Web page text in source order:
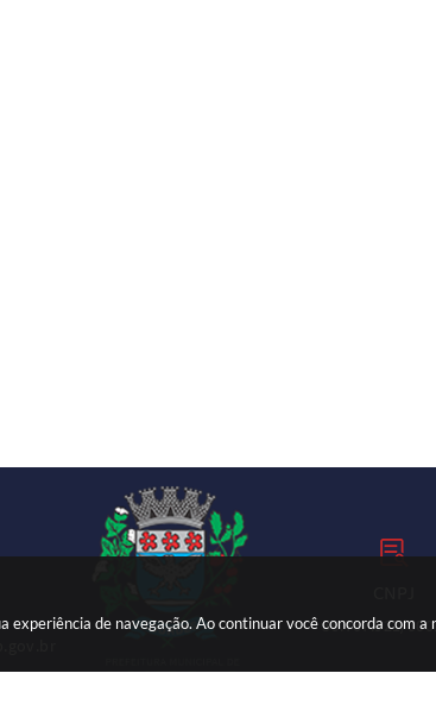
de navegação. Ao continuar você concorda com a
59.767.921/